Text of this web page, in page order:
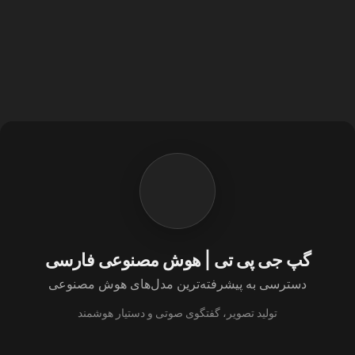
گپ جی پی تی | هوش مصنوعی فارسی
دسترسی به پیشرفته‌ترین مدل‌های هوش مصنوعی
تولید تصویر، گفتگوی صوتی و دستیار هوشمند